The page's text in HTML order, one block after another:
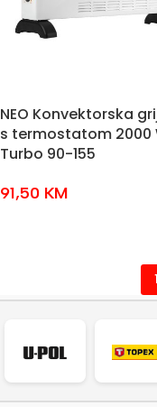
NEO Konvektorska
s termostatom 2000
Turbo 90-155
91,50 KM
1